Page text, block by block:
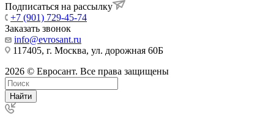
Подписаться на рассылку
+7 (901) 729-45-74
Заказать звонок
info@evrosant.ru
117405, г. Москва, ул. дорожная 60Б
2026 © Евросант. Все права защищены
Найти